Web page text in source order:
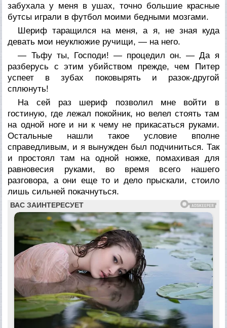
забухала у меня в ушах, точно большие красные
бутсы играли в футбол моими бедными мозгами.
Шериф таращился на меня, а я, не зная куда
девать мои неуклюжие ручищи, — на него.
— Тьфу ты, Господи! — процедил он. — Да я
разберусь с этим убийством прежде, чем Питер
успеет в зубах поковырять и разок-другой
сплюнуть!
На сей раз шериф позволил мне войти в
гостиную, где лежал покойник, но велел стоять там
на одной ноге и ни к чему не прикасаться руками.
Остальные нашли такое условие вполне
справедливым, и я вынужден был подчиниться. Так
и простоял там на одной ножке, помахивая для
равновесия руками, во время всего нашего
разговора, а они еще то и дело прыскали, стоило
лишь сильней покачнуться.